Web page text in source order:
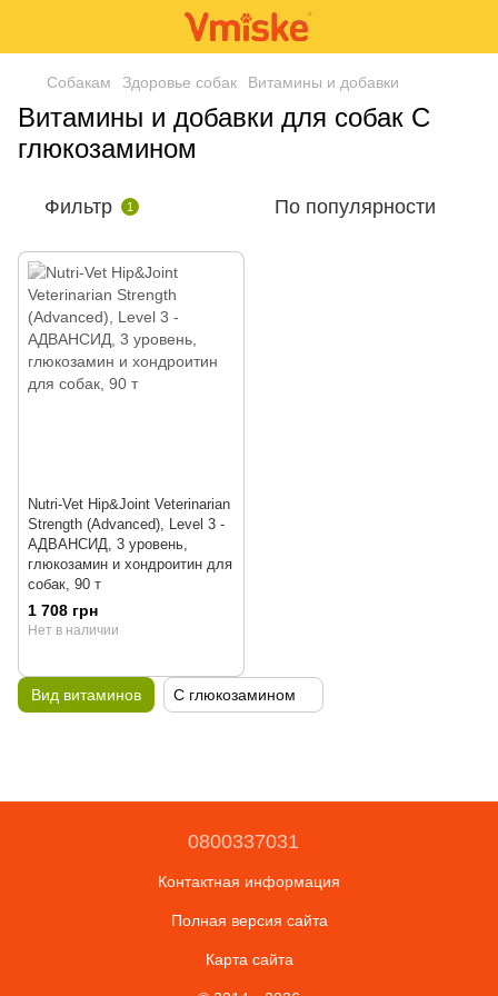
Собакам Здоровье собак Витамины и добавки
Витамины и добавки для собак С
глюкозамином
Фильтр 1 По популярности
Nutri-Vet Hip&Joint Veterinarian
Strength (Advanced), Level 3 -
АДВАНСИД, 3 уровень,
глюкозамин и хондроитин для
собак, 90 т
1 708 грн
Нет в наличии
Вид витаминов С глюкозамином
0800337031
Контактная информация
Полная версия сайта
Карта сайта